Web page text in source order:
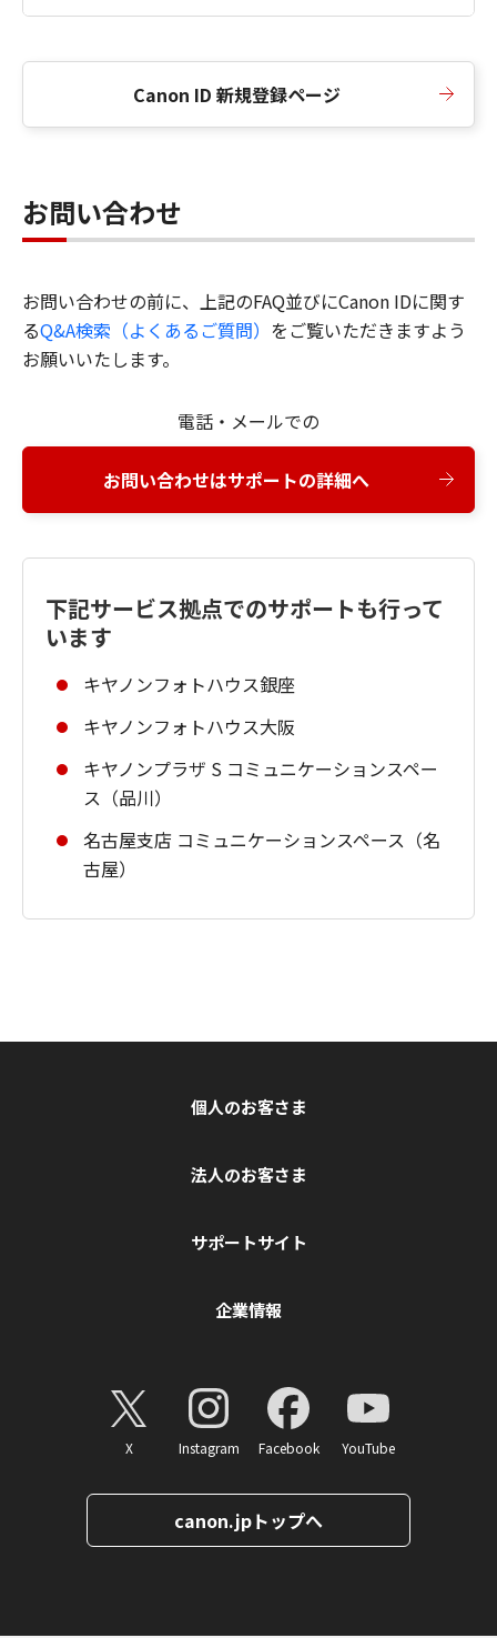
Canon ID 新規登録ページ
お問い合わせ
お問い合わせの前に、上記のFAQ並びにCanon IDに関す
るQ&A検索（よくあるご質問） をご覧いただきますよう
お願いいたします。
電話・メールでの
お問い合わせはサポートの詳細へ
下記サービス拠点でのサポートも行って
います
キヤノンフォトハウス銀座
キヤノンフォトハウス大阪
キヤノンプラザ S コミュニケーションスペー
ス（品川）
名古屋支店 コミュニケーションスペース（名
古屋）
個人のお客さま
法人のお客さま
サポートサイト
企業情報
X Instagram Facebook YouTube
canon.jpトップへ